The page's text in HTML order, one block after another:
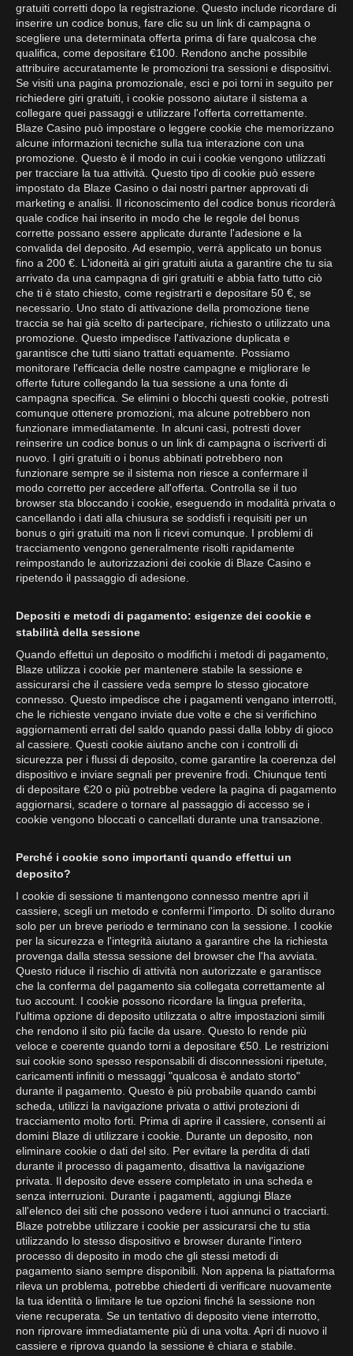
gratuiti corretti dopo la registrazione. Questo include ricordare di
inserire un codice bonus, fare clic su un link di campagna o
scegliere una determinata offerta prima di fare qualcosa che
qualifica, come depositare €100. Rendono anche possibile
attribuire accuratamente le promozioni tra sessioni e dispositivi.
Se visiti una pagina promozionale, esci e poi torni in seguito per
richiedere giri gratuiti, i cookie possono aiutare il sistema a
collegare quei passaggi e utilizzare l'offerta correttamente.
Blaze Casino può impostare o leggere cookie che memorizzano
alcune informazioni tecniche sulla tua interazione con una
promozione. Questo è il modo in cui i cookie vengono utilizzati
per tracciare la tua attività. Questo tipo di cookie può essere
impostato da Blaze Casino o dai nostri partner approvati di
marketing e analisi. Il riconoscimento del codice bonus ricorderà
quale codice hai inserito in modo che le regole del bonus
corrette possano essere applicate durante l'adesione e la
convalida del deposito. Ad esempio, verrà applicato un bonus
fino a 200 €. L'idoneità ai giri gratuiti aiuta a garantire che tu sia
arrivato da una campagna di giri gratuiti e abbia fatto tutto ciò
che ti è stato chiesto, come registrarti e depositare 50 €, se
necessario. Uno stato di attivazione della promozione tiene
traccia se hai già scelto di partecipare, richiesto o utilizzato una
promozione. Questo impedisce l'attivazione duplicata e
garantisce che tutti siano trattati equamente. Possiamo
monitorare l'efficacia delle nostre campagne e migliorare le
offerte future collegando la tua sessione a una fonte di
campagna specifica. Se elimini o blocchi questi cookie, potresti
comunque ottenere promozioni, ma alcune potrebbero non
funzionare immediatamente. In alcuni casi, potresti dover
reinserire un codice bonus o un link di campagna o iscriverti di
nuovo. I giri gratuiti o i bonus abbinati potrebbero non
funzionare sempre se il sistema non riesce a confermare il
modo corretto per accedere all'offerta. Controlla se il tuo
browser sta bloccando i cookie, eseguendo in modalità privata o
cancellando i dati alla chiusura se soddisfi i requisiti per un
bonus o giri gratuiti ma non li ricevi comunque. I problemi di
tracciamento vengono generalmente risolti rapidamente
reimpostando le autorizzazioni dei cookie di Blaze Casino e
ripetendo il passaggio di adesione.
Depositi e metodi di pagamento: esigenze dei cookie e
stabilità della sessione
Quando effettui un deposito o modifichi i metodi di pagamento,
Blaze utilizza i cookie per mantenere stabile la sessione e
assicurarsi che il cassiere veda sempre lo stesso giocatore
connesso. Questo impedisce che i pagamenti vengano interrotti,
che le richieste vengano inviate due volte e che si verifichino
aggiornamenti errati del saldo quando passi dalla lobby di gioco
al cassiere. Questi cookie aiutano anche con i controlli di
sicurezza per i flussi di deposito, come garantire la coerenza del
dispositivo e inviare segnali per prevenire frodi. Chiunque tenti
di depositare €20 o più potrebbe vedere la pagina di pagamento
aggiornarsi, scadere o tornare al passaggio di accesso se i
cookie vengono bloccati o cancellati durante una transazione.
Perché i cookie sono importanti quando effettui un
deposito?
I cookie di sessione ti mantengono connesso mentre apri il
cassiere, scegli un metodo e confermi l'importo. Di solito durano
solo per un breve periodo e terminano con la sessione. I cookie
per la sicurezza e l'integrità aiutano a garantire che la richiesta
provenga dalla stessa sessione del browser che l'ha avviata.
Questo riduce il rischio di attività non autorizzate e garantisce
che la conferma del pagamento sia collegata correttamente al
tuo account. I cookie possono ricordare la lingua preferita,
l'ultima opzione di deposito utilizzata o altre impostazioni simili
che rendono il sito più facile da usare. Questo lo rende più
veloce e coerente quando torni a depositare €50. Le restrizioni
sui cookie sono spesso responsabili di disconnessioni ripetute,
caricamenti infiniti o messaggi "qualcosa è andato storto"
durante il pagamento. Questo è più probabile quando cambi
scheda, utilizzi la navigazione privata o attivi protezioni di
tracciamento molto forti. Prima di aprire il cassiere, consenti ai
domini Blaze di utilizzare i cookie. Durante un deposito, non
eliminare cookie o dati del sito. Per evitare la perdita di dati
durante il processo di pagamento, disattiva la navigazione
privata. Il deposito deve essere completato in una scheda e
senza interruzioni. Durante i pagamenti, aggiungi Blaze
all'elenco dei siti che possono vedere i tuoi annunci o tracciarti.
Blaze potrebbe utilizzare i cookie per assicurarsi che tu stia
utilizzando lo stesso dispositivo e browser durante l'intero
processo di deposito in modo che gli stessi metodi di
pagamento siano sempre disponibili. Non appena la piattaforma
rileva un problema, potrebbe chiederti di verificare nuovamente
la tua identità o limitare le tue opzioni finché la sessione non
viene recuperata. Se un tentativo di deposito viene interrotto,
non riprovare immediatamente più di una volta. Apri di nuovo il
cassiere e riprova quando la sessione è chiara e stabile.